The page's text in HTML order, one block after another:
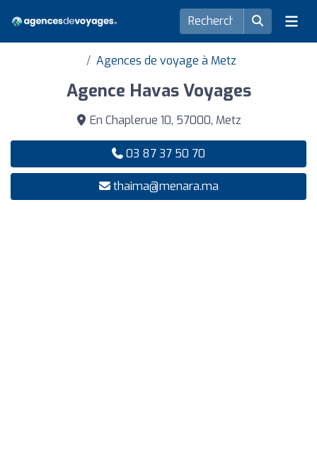
Agences de voyage à Metz
Agence Havas Voyages
En Chaplerue 10, 57000, Metz
03 87 37 50 70
thaima@menara.ma